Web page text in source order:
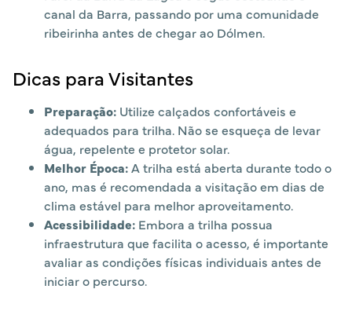
canal da Barra, passando por uma comunidade
ribeirinha antes de chegar ao Dólmen.
Dicas para Visitantes
Preparação: Utilize calçados confortáveis e
adequados para trilha. Não se esqueça de levar
água, repelente e protetor solar.
Melhor Época:A trilha está aberta durante todo o
ano, mas é recomendada a visitação em dias de
clima estável para melhor aproveitamento.
Acessibilidade: Embora a trilha possua
infraestrutura que facilita o acesso, é importante
avaliar as condições físicas individuais antes de
iniciar o percurso.